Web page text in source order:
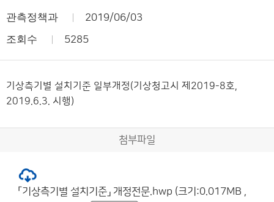
관측정책과 2019/06/03
조회수 5285
기상측기별 설치기준 일부개정(기상청고시 제2019-8호,
2019.6.3. 시행)
첨부파일
「기상측기별 설치기준」 개정전문.hwp (크기:0.017MB ,